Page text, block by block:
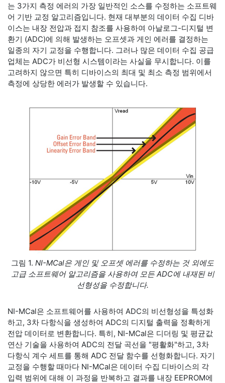
는 3가지 측정 에러의 가장 일반적인 소스를 수정하는 소프트웨
어 기반 교정 알고리즘입니다. 현재 대부분의 데이터 수집 디바
이스는 내장 전압과 접지 참조를 사용하여 아날로그-디지털 변
환기 (ADC)에 의해 발생하는 오프셋과 게인 에러를 결정하는
일종의 자기 교정을 수행합니다. 그러나 많은 데이터 수집 공급
업체는 ADC가 비선형 시스템이라는 사실을 무시합니다. 이를
고려하지 않으면 특히 디바이스의 최대 및 최소 측정 범위에서
측정에 상당한 에러가 발생할 수 있습니다.
그림 1. NI-MCal은 게인 및 오프셋 에러를 수정하는 것 외에도
고급 소프트웨어 알고리즘을 사용하여 모든 ADC에 내재된 비
선형성을 수정합니다.
NI-MCal은 소프트웨어를 사용하여 ADC의 비선형성을 특성화
하고, 3차 다항식을 생성하여 ADC의 디지털 출력을 정확하게
전압 데이터로 변환합니다. 특히, NI-MCal은 디더링 및 평균값
연산 기술을 사용하여 ADC의 전달 곡선을 "평활화"하고, 3차
다항식 계수 세트를 통해 ADC 전달 함수를 선형화합니다. 자기
교정을 수행할 때마다 NI-MCal은 데이터 수집 디바이스의 각
입력 범위에 대해 이 과정을 반복하고 결과를 내장 EEPROM에